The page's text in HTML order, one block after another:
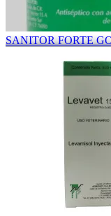
SANITOR FORTE